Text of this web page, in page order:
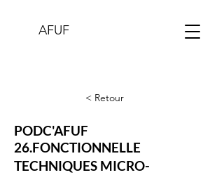
AFUF
< Retour
PODC'AFUF
26.FONCTIONNELLE
TECHNIQUES MICRO-